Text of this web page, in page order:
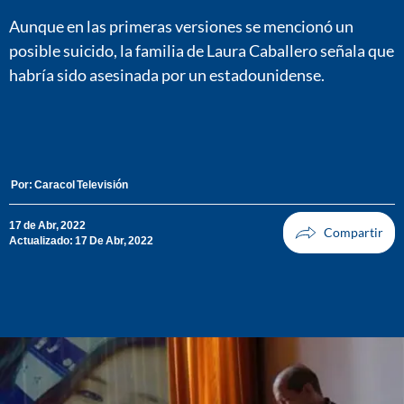
Aunque en las primeras versiones se mencionó un
posible suicido, la familia de Laura Caballero señala que
habría sido asesinada por un estadounidense.
Por: Caracol Televisión
17 de Abr, 2022
Actualizado: 17 De Abr, 2022